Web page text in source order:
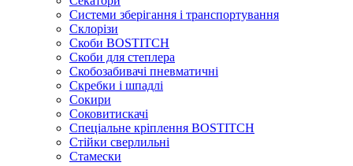
Системи зберігання і транспортування
Склорізи
Скоби BOSTITCH
Скоби для степлера
Скобозабивачі пневматичні
Скребки і шпадлі
Сокири
Соковитискачі
Спеціальне кріплення BOSTITCH
Стійки сверлильні
Стамески